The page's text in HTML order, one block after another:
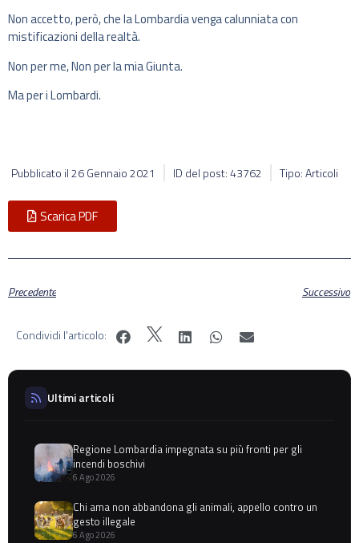
Non accetto, però, che la Lombardia venga calunniata con
mistificazioni della realtà.
Non per me, Non per la mia Giunta.
Ma per i Lombardi.
Pubblicato il26 Gennaio 2021 ID del post: 43762 Tipo: Articoli
Scarica PDF
Precedente Successivo
Condividi l'articolo:
Ultimi articoli
Regione Lombardia impegnata su più fronti per gli
incendi boschivi
6 Ago 2026
Chi ama non abbandona gli animali, appello contro un
gesto illegale
6 Ago 2026